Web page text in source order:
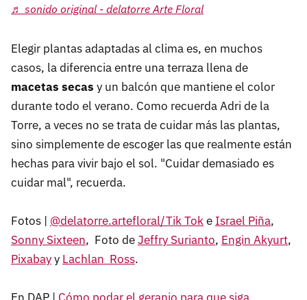
♬ sonido original - delatorre Arte Floral
Elegir plantas adaptadas al clima es, en muchos
casos, la diferencia entre una terraza llena de
macetas secas y un balcón que mantiene el color
durante todo el verano. Como recuerda Adri de la
Torre, a veces no se trata de cuidar más las plantas,
sino simplemente de escoger las que realmente están
hechas para vivir bajo el sol. "Cuidar demasiado es
cuidar mal", recuerda.
Fotos | @delatorre.artefloral/Tik Toke Israel Piña,
Sonny Sixteen, Foto deJeffry Surianto, Engin Akyurt,
Pixabayy Lachlan Ross.